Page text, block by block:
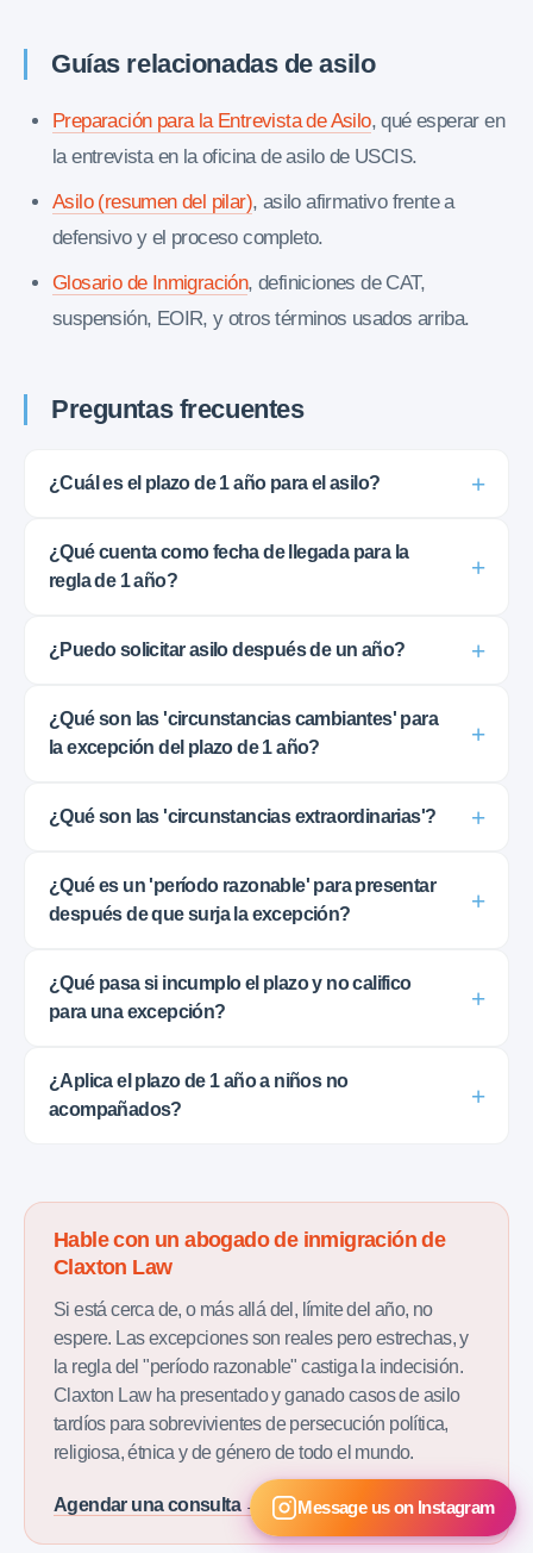
Guías relacionadas de asilo
Preparación para la Entrevista de Asilo, qué esperar en
la entrevista en la oficina de asilo de USCIS.
Asilo (resumen del pilar), asilo afirmativo frente a
defensivo y el proceso completo.
Glosario de Inmigración, definiciones de CAT,
suspensión, EOIR, y otros términos usados arriba.
Preguntas frecuentes
¿Cuál es el plazo de 1 año para el asilo?
¿Qué cuenta como fecha de llegada para la
regla de 1 año?
¿Puedo solicitar asilo después de un año?
¿Qué son las 'circunstancias cambiantes' para
la excepción del plazo de 1 año?
¿Qué son las 'circunstancias extraordinarias'?
¿Qué es un 'período razonable' para presentar
después de que surja la excepción?
¿Qué pasa si incumplo el plazo y no califico
para una excepción?
¿Aplica el plazo de 1 año a niños no
acompañados?
Hable con un abogado de inmigración de
Claxton Law
Si está cerca de, o más allá del, límite del año, no
espere. Las excepciones son reales pero estrechas, y
la regla del "período razonable" castiga la indecisión.
Claxton Law ha presentado y ganado casos de asilo
tardíos para sobrevivientes de persecución política,
religiosa, étnica y de género de todo el mundo.
Agendar una consulta → Message us on Instagram